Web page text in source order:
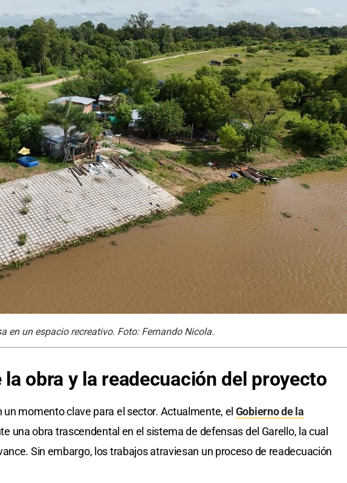
en un espacio recreativo. Foto: Fernando Nicola.
la obra y la readecuación del proyecto
un momento clave para el sector. Actualmente, el Gobierno de la
una obra trascendental en el sistema de defensas del Garello, la cual
Sin embargo, los trabajos atraviesan un proceso de readecuación